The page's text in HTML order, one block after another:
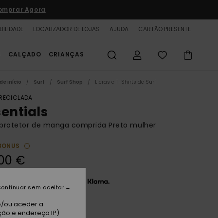
Agora
LOCALIZADOR DE LOJAS AJUDA CARTÃO PRESENTE
CALÇADO CRIANÇAS
início Surf Surf Shop Licras e T-Shirts de Surf
de manga comprida Preto mulher
€
ou aceder a
e endereço IP)
sem aceitar